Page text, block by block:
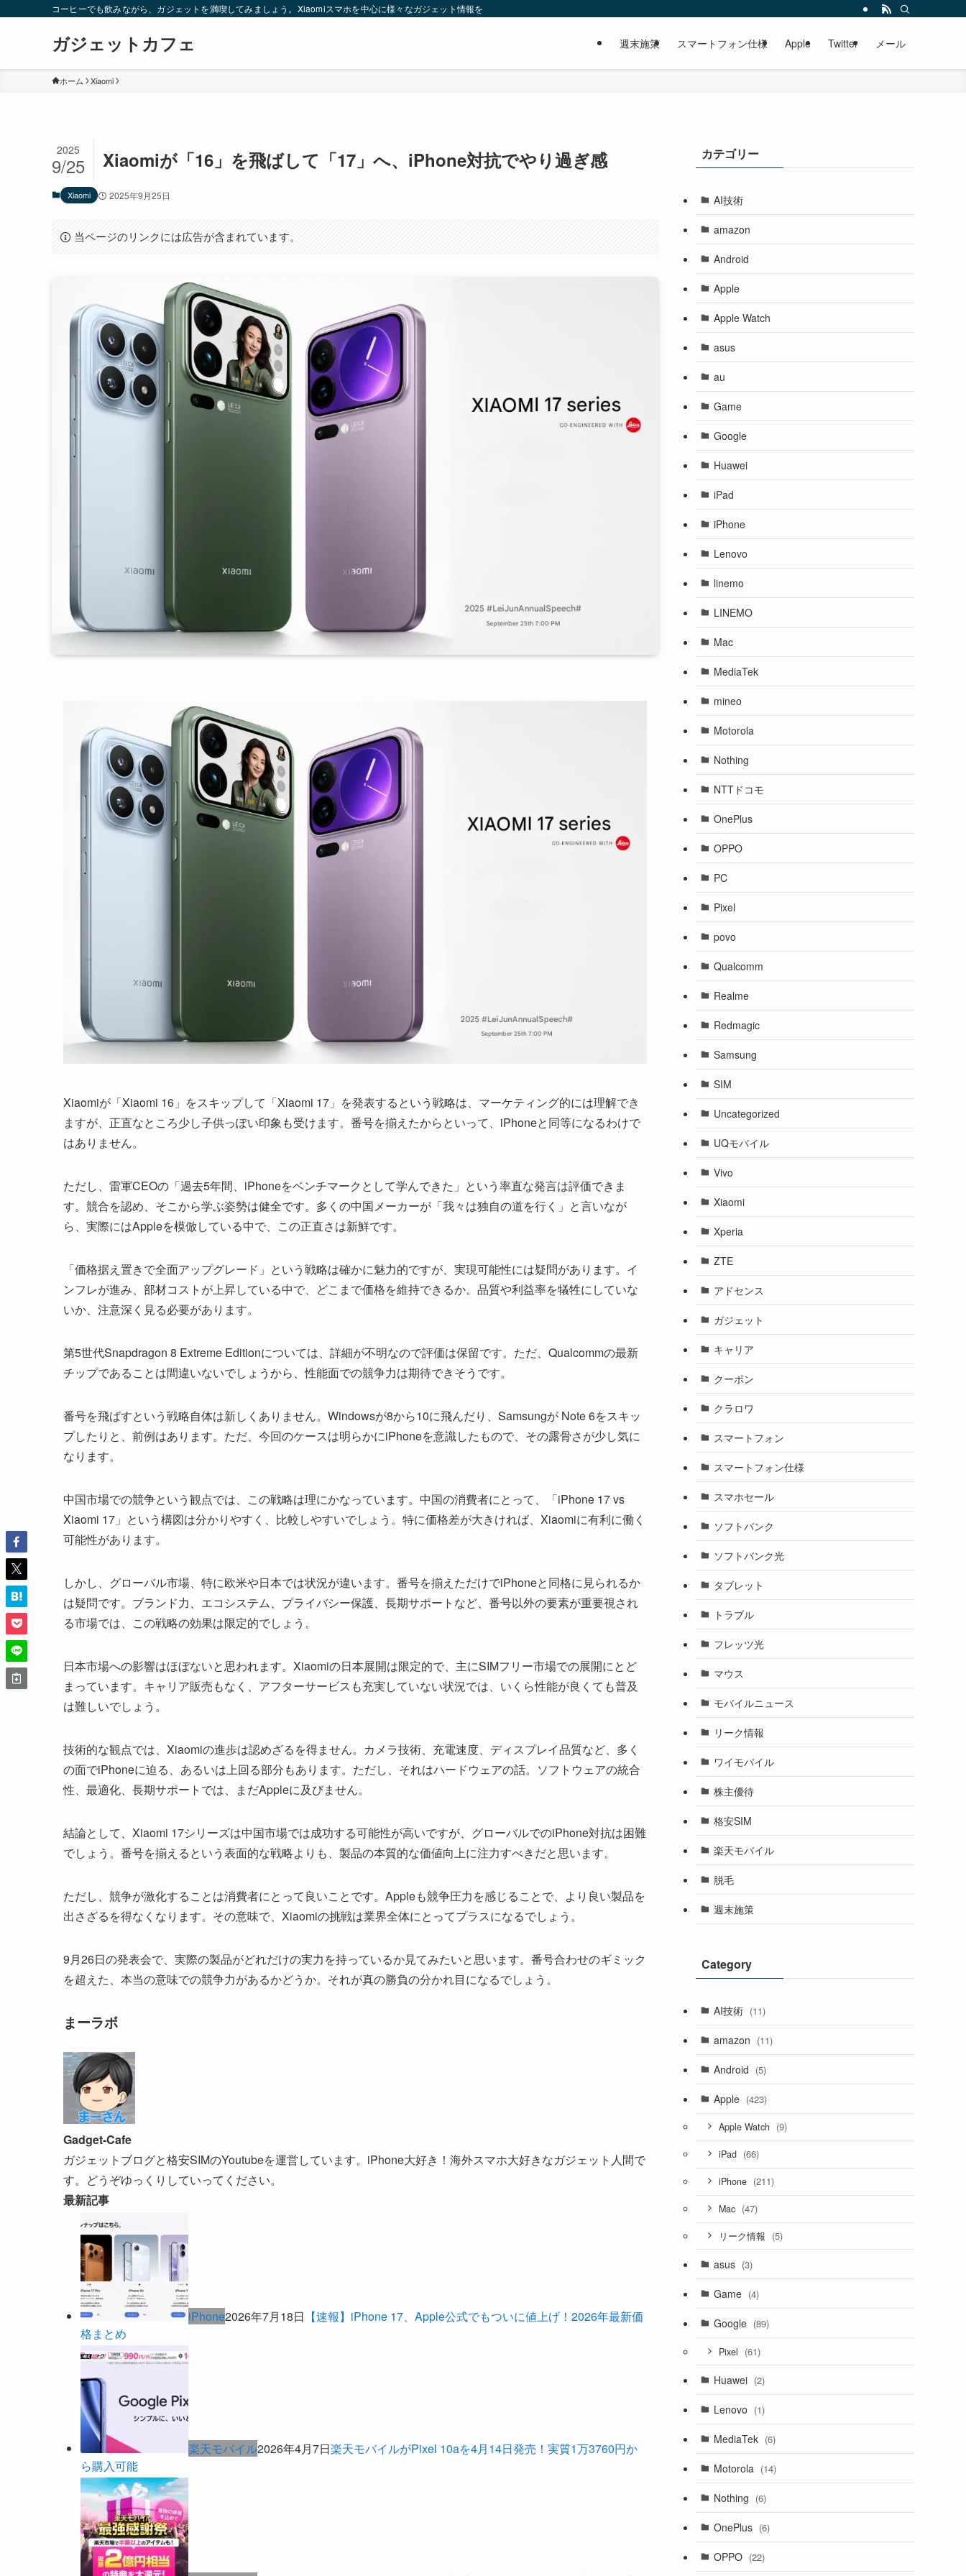
コーヒーでも飲みながら、ガジェットを満喫してみましょう。Xiaomiスマホを中心に様々なガジェット情報をお届けします。格安SIM情報も載せていきます。のんびり見ていってください。
ガジェットカフェ 週末施策 スマートフォン仕様 Apple Twitter メール
ホーム Xiaomi
Xiaomiが「16」を飛ばして「17」へ、iPhone対抗でやり過ぎ感
2025
9/25
Xiaomi 2025年9月25日
当ページのリンクには広告が含まれています。
Xiaomiが「Xiaomi 16」をスキップして「Xiaomi 17」を発表するという戦略は、マーケティング的には理解でき
ますが、正直なところ少し子供っぽい印象も受けます。番号を揃えたからといって、iPhoneと同等になるわけで
はありません。
ただし、雷軍CEOの「過去5年間、iPhoneをベンチマークとして学んできた」という率直な発言は評価できま
す。競合を認め、そこから学ぶ姿勢は健全です。多くの中国メーカーが「我々は独自の道を行く」と言いなが
ら、実際にはAppleを模倣している中で、この正直さは新鮮です。
「価格据え置きで全面アップグレード」という戦略は確かに魅力的ですが、実現可能性には疑問があります。イ
ンフレが進み、部材コストが上昇している中で、どこまで価格を維持できるか。品質や利益率を犠牲にしていな
いか、注意深く見る必要があります。
第5世代Snapdragon 8 Extreme Editionについては、詳細が不明なので評価は保留です。ただ、Qualcommの最新
チップであることは間違いないでしょうから、性能面での競争力は期待できそうです。
番号を飛ばすという戦略自体は新しくありません。Windowsが8から10に飛んだり、Samsungが Note 6をスキッ
プしたりと、前例はあります。ただ、今回のケースは明らかにiPhoneを意識したもので、その露骨さが少し気に
なります。
中国市場での競争という観点では、この戦略は理にかなっています。中国の消費者にとって、「iPhone 17 vs
Xiaomi 17」という構図は分かりやすく、比較しやすいでしょう。特に価格差が大きければ、Xiaomiに有利に働く
可能性があります。
しかし、グローバル市場、特に欧米や日本では状況が違います。番号を揃えただけでiPhoneと同格に見られるか
は疑問です。ブランド力、エコシステム、プライバシー保護、長期サポートなど、番号以外の要素が重要視され
る市場では、この戦略の効果は限定的でしょう。
日本市場への影響はほぼないと思われます。Xiaomiの日本展開は限定的で、主にSIMフリー市場での展開にとど
まっています。キャリア販売もなく、アフターサービスも充実していない状況では、いくら性能が良くても普及
は難しいでしょう。
技術的な観点では、Xiaomiの進歩は認めざるを得ません。カメラ技術、充電速度、ディスプレイ品質など、多く
の面でiPhoneに迫る、あるいは上回る部分もあります。ただし、それはハードウェアの話。ソフトウェアの統合
性、最適化、長期サポートでは、まだAppleに及びません。
結論として、Xiaomi 17シリーズは中国市場では成功する可能性が高いですが、グローバルでのiPhone対抗は困難
でしょう。番号を揃えるという表面的な戦略よりも、製品の本質的な価値向上に注力すべきだと思います。
ただし、競争が激化することは消費者にとって良いことです。Appleも競争圧力を感じることで、より良い製品を
出さざるを得なくなります。その意味で、Xiaomiの挑戦は業界全体にとってプラスになるでしょう。
9月26日の発表会で、実際の製品がどれだけの実力を持っているか見てみたいと思います。番号合わせのギミック
を超えた、本当の意味での競争力があるかどうか。それが真の勝負の分かれ目になるでしょう。
まーラボ
Gadget-Cafe
ガジェットブログと格安SIMのYoutubeを運営しています。iPhone大好き！海外スマホ大好きなガジェット人間で
す。どうぞゆっくりしていってください。
最新記事
iPhone2026年7月18日 【速報】iPhone 17、Apple公式でもついに値上げ！2026年最新価
格まとめ
楽天モバイル2026年4月7日楽天モバイルがPixel 10aを4月14日発売！実質1万3760円か
ら購入可能
カテゴリー
AI技術
amazon
Android
Apple
Apple Watch
asus
au
Game
Google
Huawei
iPad
iPhone
Lenovo
linemo
LINEMO
Mac
MediaTek
mineo
Motorola
Nothing
NTTドコモ
OnePlus
OPPO
PC
Pixel
povo
Qualcomm
Realme
Redmagic
Samsung
SIM
Uncategorized
UQモバイル
Vivo
Xiaomi
Xperia
ZTE
アドセンス
ガジェット
キャリア
クーポン
クラロワ
スマートフォン
スマートフォン仕様
スマホセール
ソフトバンク
ソフトバンク光
タブレット
トラブル
フレッツ光
マウス
モバイルニュース
リーク情報
ワイモバイル
株主優待
格安SIM
楽天モバイル
脱毛
週末施策
Category
AI技術 (11)
amazon (11)
Android (5)
Apple (423)
Apple Watch (9)
iPad (66)
iPhone (211)
Mac (47)
リーク情報 (5)
asus (3)
Game (4)
Google (89)
Pixel (61)
Huawei (2)
Lenovo (1)
MediaTek (6)
Motorola (14)
Nothing (6)
OnePlus (6)
OPPO (22)